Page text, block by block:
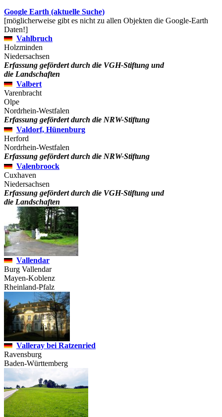
Google Earth (aktuelle Suche)
[möglicherweise gibt es nicht zu allen Objekten die Google-Earth
Daten!]
Vahlbruch
Holzminden
Niedersachsen
Erfassung gefördert durch die VGH-Stiftung und
die Landschaften
Valbert
Varenbracht
Olpe
Nordrhein-Westfalen
Erfassung gefördert durch die NRW-Stiftung
Valdorf, Hünenburg
Herford
Nordrhein-Westfalen
Erfassung gefördert durch die NRW-Stiftung
Valenbroock
Cuxhaven
Niedersachsen
Erfassung gefördert durch die VGH-Stiftung und
die Landschaften
Vallendar
Burg Vallendar
Mayen-Koblenz
Rheinland-Pfalz
Valleray bei Ratzenried
Ravensburg
Baden-Württemberg